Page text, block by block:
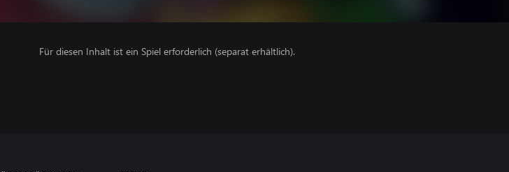
Für diesen Inhalt ist ein Spiel erforderlich (separat erhältlich).